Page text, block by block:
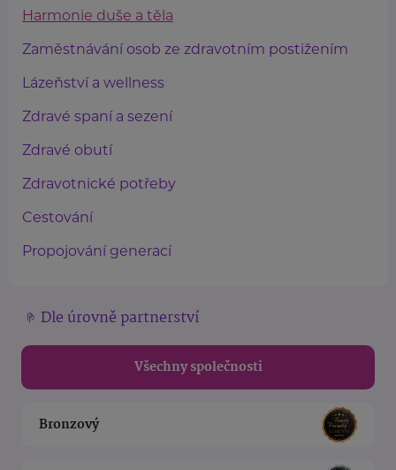
Harmonie duše a těla
Zaměstnávání osob ze zdravotním postižením
Lázeňství a wellness
Zdravé spaní a sezení
Zdravé obutí
Zdravotnické potřeby
Cestování
Propojování generací
Dle úrovně partnerství
Všechny společnosti
Bronzový